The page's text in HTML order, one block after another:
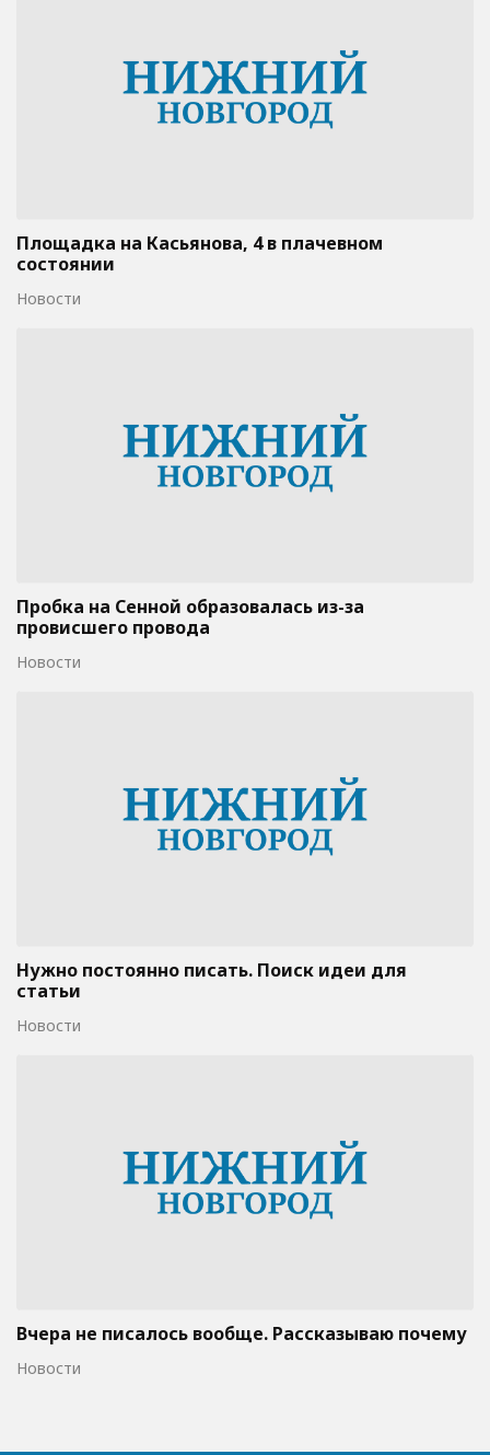
Площадка на Касьянова, 4 в плачевном
состоянии
Новости
Пробка на Сенной образовалась из-за
провисшего провода
Новости
Нужно постоянно писать. Поиск идеи для
статьи
Новости
Вчера не писалось вообще. Рассказываю почему
Новости